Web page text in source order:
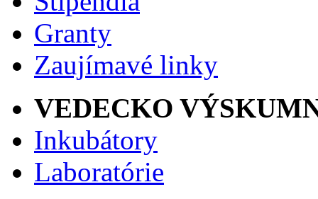
Granty
Zaujímavé linky
VEDECKO
Inkubátory
Laboratórie